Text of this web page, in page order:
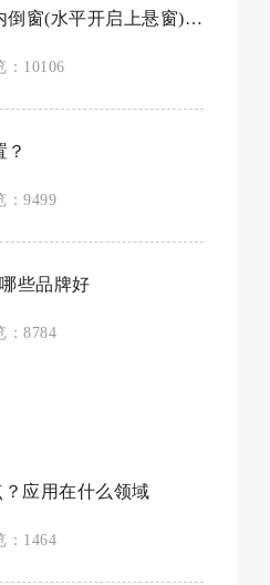
在系统门窗中开启内倒窗(水平开启上悬窗)的优点
：10106
？
：9499
些品牌好
：8784
应用在什么领域
：1464